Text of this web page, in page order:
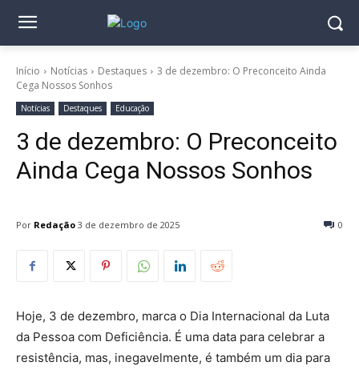
Início Notícias Destaques
3 de dezembro: O Preconceito Ainda
Cega Nossos Sonhos
Notícias Destaques Educação
3 de dezembro: O Preconceito
Ainda Cega Nossos Sonhos
Por Redação 0
3 de dezembro de 2025
Hoje, 3 de dezembro, marca o Dia Internacional da Luta
da Pessoa com Deficiência. É uma data para celebrar a
resistência, mas, inegavelmente, é também um dia para